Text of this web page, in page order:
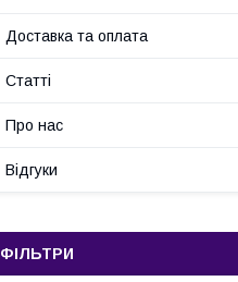
Доставка та оплата
Статті
Про нас
Відгуки
ФІЛЬТРИ